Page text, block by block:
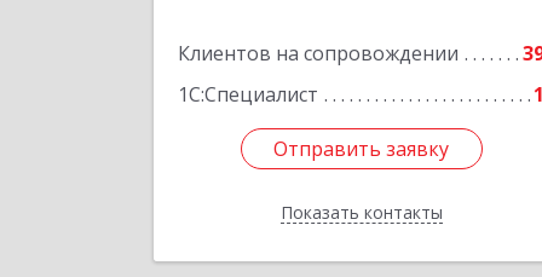
Клиентов на сопровождении
1С:Специалист
1
Отправить заявку
Показать контакты
Отправить заявку
Назад